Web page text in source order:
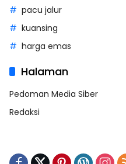
pacu jalur
kuansing
harga emas
Halaman
Pedoman Media Siber
Redaksi